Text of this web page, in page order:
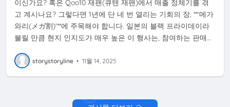
이신가요? 혹은 Qoo10 재팬(큐텐 재팬)에서 매출 정체기를 겪
고 계시나요? 그렇다면 1년에 단 네 번 열리는 기회의 장, **'메가
와리(メガ割)'**에 주목해야 합니다. 일본의 블랙 프라이데이라
불릴 만큼 현지 인지도가 매우 높은 이 행사는, 참여하는 판매…
storystoryline • 11월 14, 2025